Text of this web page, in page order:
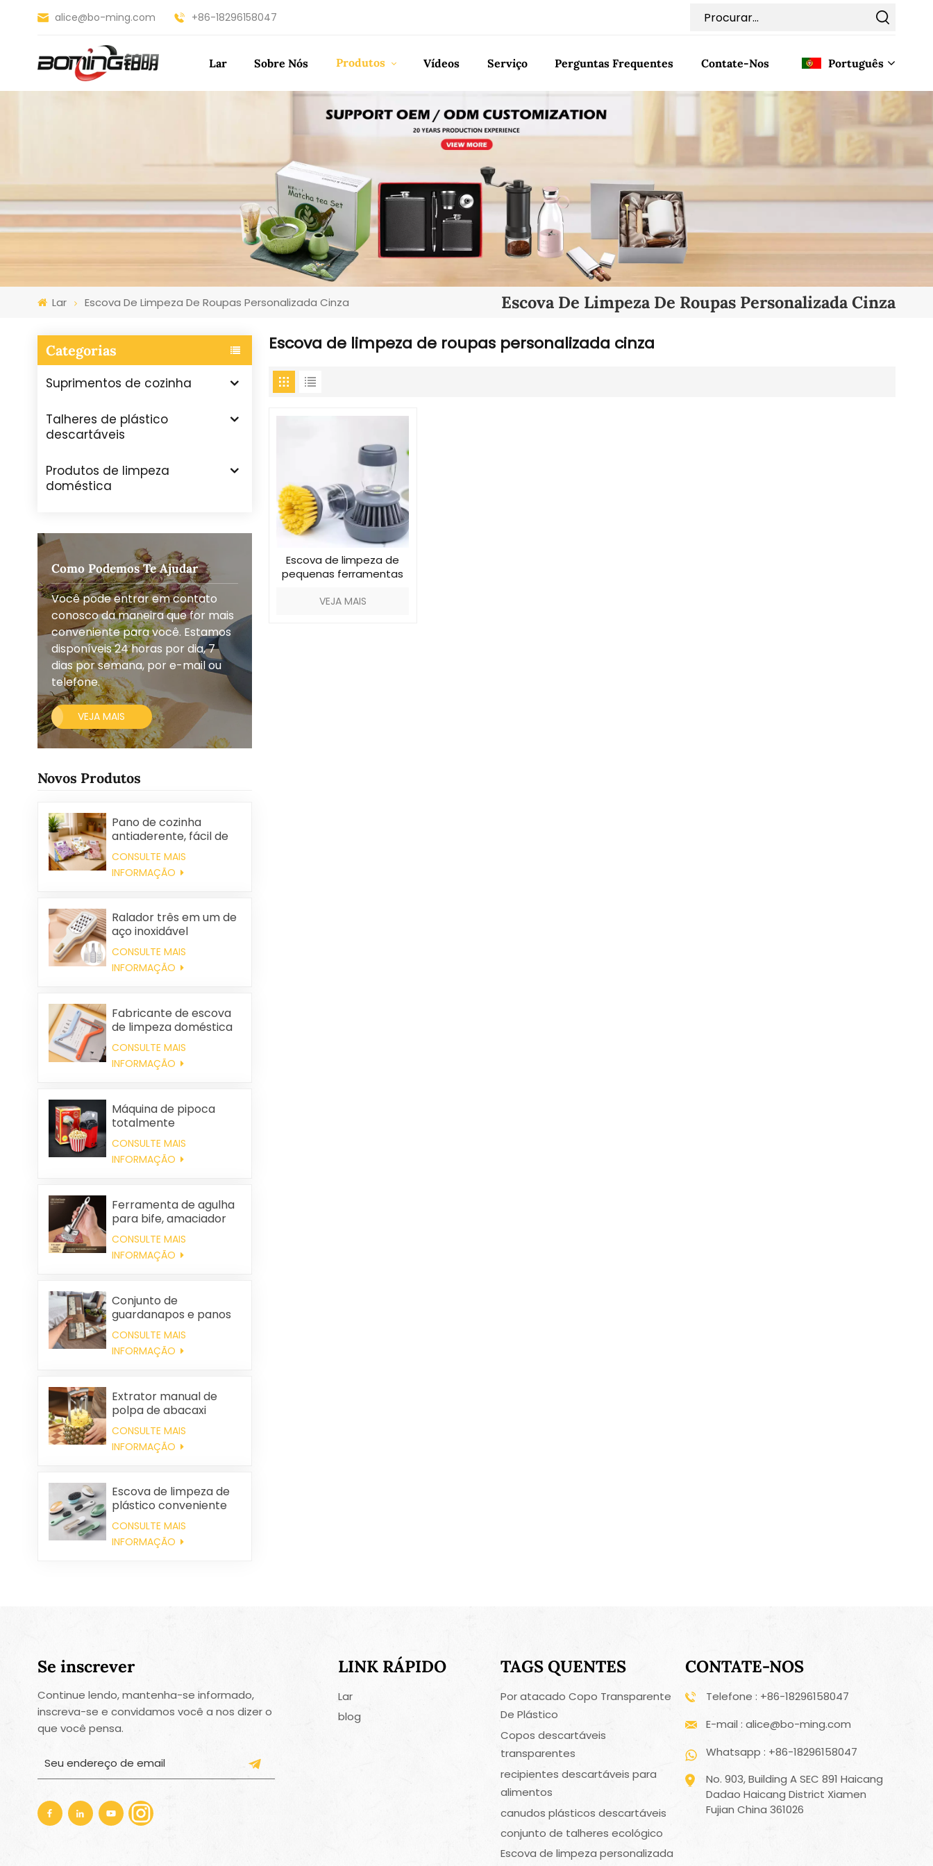
alice@bo-ming.com +86-18296158047
Lar Sobre Nós Produtos Vídeos Serviço Perguntas Frequentes Contate-Nos Português
English
Français
Español
Lar Escova De Limpeza De Roupas Personalizada Cinza Escova De Limpeza De Roupas Personalizada Cinza
Categorias
Suprimentos de cozinha
Talheres de plástico
descartáveis
Produtos de limpeza
doméstica
Como Podemos Te Ajudar
Você pode entrar em contato
conosco da maneira que for mais
conveniente para você. Estamos
disponíveis 24 horas por dia, 7
dias por semana, por e-mail ou
telefone.
VEJA MAIS
Novos Produtos
Pano de cozinha
antiaderente, fácil de
limpar, grosso,
estampado, quadrado,
em tecido de coral
CONSULTE MAIS
INFORMAÇÃO
Ralador três em um de
aço inoxidável
CONSULTE MAIS
INFORMAÇÃO
Fabricante de escova
de limpeza doméstica
de plástico para
roupas, removedora de
pelos estáticos
CONSULTE MAIS
INFORMAÇÃO
Máquina de pipoca
totalmente
automática, portátil e
para uso doméstico.
CONSULTE MAIS
INFORMAÇÃO
Ferramenta de agulha
para bife, amaciador
de carne
CONSULTE MAIS
INFORMAÇÃO
Conjunto de
guardanapos e panos
de limpeza quadrados
de algodão
personalizados para
CONSULTE MAIS
INFORMAÇÃO
Extrator manual de
polpa de abacaxi
CONSULTE MAIS
INFORMAÇÃO
Escova de limpeza de
plástico conveniente
por atacado
CONSULTE MAIS
INFORMAÇÃO
Escova de limpeza de roupas personalizada cinza
Escova de limpeza de
pequenas ferramentas
VEJA MAIS
Se inscrever
Continue lendo, mantenha-se informado,
inscreva-se e convidamos você a nos dizer o
que você pensa.
LINK RÁPIDO
Lar
blog
TAGS QUENTES
Por atacado Copo Transparente
De Plástico
Copos descartáveis
transparentes
recipientes descartáveis para
alimentos
canudos plásticos descartáveis
conjunto de talheres ecológico
Escova de limpeza personalizada
CONTATE-NOS
Telefone : +86-18296158047
E-mail : alice@bo-ming.com
Whatsapp : +86-18296158047
No. 903, Building A SEC 891 Haicang
Dadao Haicang District Xiamen
Fujian China 361026